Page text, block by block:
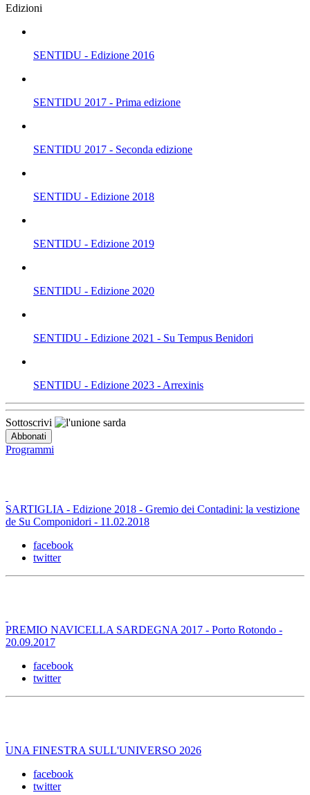
Edizioni
SENTIDU - Edizione 2016
SENTIDU 2017 - Prima edizione
SENTIDU 2017 - Seconda edizione
SENTIDU - Edizione 2018
SENTIDU - Edizione 2019
SENTIDU - Edizione 2020
SENTIDU - Edizione 2021 - Su Tempus Benidori
SENTIDU - Edizione 2023 - Arrexinis
Sottoscrivi
Programmi
SARTIGLIA - Edizione 2018 - Gremio dei Contadini: la vestizione
de Su Componidori - 11.02.2018
facebook
twitter
PREMIO NAVICELLA SARDEGNA 2017 - Porto Rotondo -
20.09.2017
facebook
twitter
UNA FINESTRA SULL'UNIVERSO 2026
facebook
twitter